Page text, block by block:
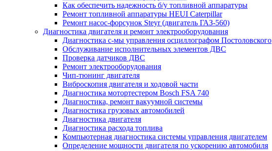
Как обеспечить надежность б/у топливной аппаратуры
Ремонт топливной аппаратуры HEUI Caterpillar
Ремонт насос-форсунок Steyr (двигатель ГАЗ-560)
Диагностика двигателя и ремонт электрооборудования
Диагностика с-мы управления осциллографом Постоловского
Обслуживание исполнительных элементов ДВС
Проверка датчиков ДВС
Ремонт электрооборудования
Чип-тюнинг двигателя
Виброскопия двигателя и ходовой части
Диагностика мотортестером Bosch FSA 740
Диагностика, ремонт вакуумной системы
Диагностика грузовых автомобилей
Диагностика двигателя
Диагностика расхода топлива
Компьютерная диагностика системы управления двигателем
Определение мощности двигателя по ускорению автомобиля